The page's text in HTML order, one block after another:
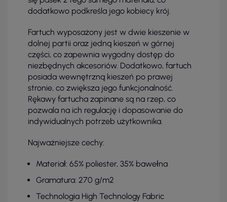
dodatkowo podkreśla jego kobiecy krój.
Fartuch wyposażony jest w dwie kieszenie w
dolnej partii oraz jedną kieszeń w górnej
części, co zapewnia wygodny dostęp do
niezbędnych akcesoriów. Dodatkowo, fartuch
posiada wewnętrzną kieszeń po prawej
stronie, co zwiększa jego funkcjonalność.
Rękawy fartucha zapinane są na rzep, co
pozwala na ich regulację i dopasowanie do
indywidualnych potrzeb użytkownika.
Najważniejsze cechy:
Materiał: 65% poliester, 35% bawełna
Gramatura: 270 g/m2
Technologia High Technology Fabric